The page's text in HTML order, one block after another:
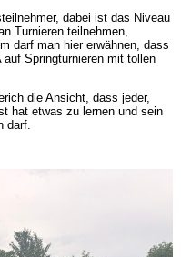
dabei ist das Niveau
Turnieren teilnehmen,
darf man hier erwähnen, dass
Springturnieren mit tollen
die Ansicht, dass jeder,
hat etwas zu lernen und sein
darf.